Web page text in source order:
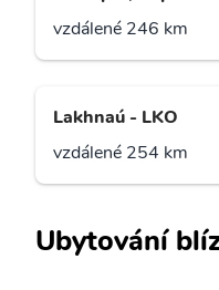
vzdálené 246 km
Lakhnaú - LKO
vzdálené 254 km
Ubytování